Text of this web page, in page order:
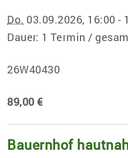
Do. 03.09.2026, 16:00 -
Dauer: 1 Termin /
26W40430
89,00 €
Bauernhof